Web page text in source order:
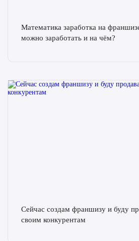
Математика заработка на
можно заработать и на чём?
Сейчас создам франшизу и буду
своим конкурентам